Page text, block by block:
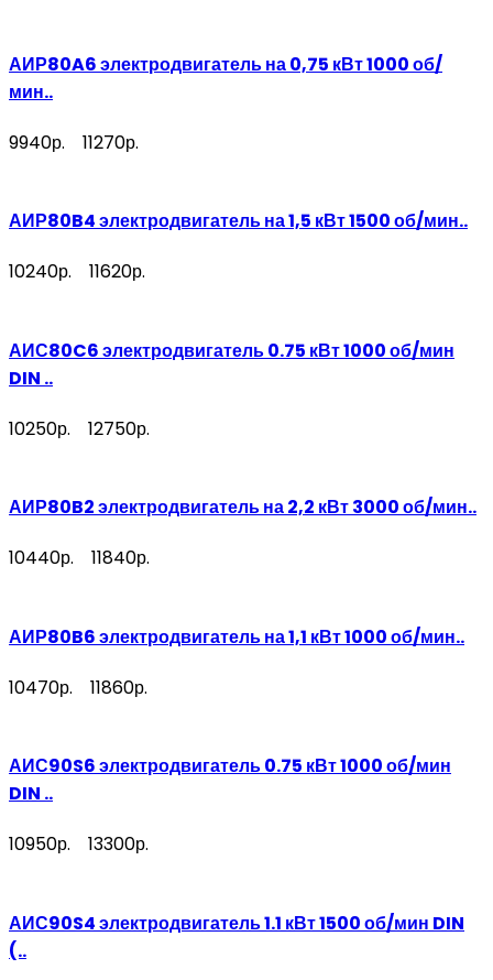
АИР80A6 электродвигатель на 0,75 кВт 1000 об/
мин..
9940р. 11270р.
АИР80B4 электродвигатель на 1,5 кВт 1500 об/мин..
10240р. 11620р.
АИС80C6 электродвигатель 0.75 кВт 1000 об/мин
DIN ..
10250р. 12750р.
АИР80B2 электродвигатель на 2,2 кВт 3000 об/мин..
10440р. 11840р.
АИР80B6 электродвигатель на 1,1 кВт 1000 об/мин..
10470р. 11860р.
АИС90S6 электродвигатель 0.75 кВт 1000 об/мин
DIN ..
10950р. 13300р.
АИС90S4 электродвигатель 1.1 кВт 1500 об/мин DIN
(..